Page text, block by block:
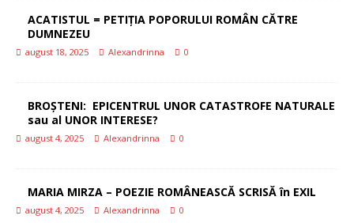
ACATISTUL = PETIȚIA POPORULUI ROMÂN CĂTRE
DUMNEZEU
august 18, 2025 Alexandrinna 0
BROȘTENI: EPICENTRUL UNOR CATASTROFE NATURALE
sau al UNOR INTERESE?
august 4, 2025 Alexandrinna 0
MARIA MIRZA – POEZIE ROMÂNEASCĂ SCRISĂ în EXIL
august 4, 2025 Alexandrinna 0